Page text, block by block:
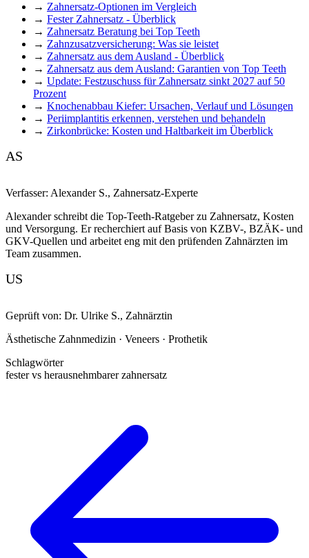
→ Zahnersatz-Optionen im Vergleich
→ Fester Zahnersatz - Überblick
→ Zahnersatz Beratung bei Top Teeth
→ Zahnzusatzversicherung: Was sie leistet
→ Zahnersatz aus dem Ausland - Überblick
→ Zahnersatz aus dem Ausland: Garantien von Top Teeth
→ Update: Festzuschuss für Zahnersatz sinkt 2027 auf 50
Prozent
→ Knochenabbau Kiefer: Ursachen, Verlauf und Lösungen
→ Periimplantitis erkennen, verstehen und behandeln
→ Zirkonbrücke: Kosten und Haltbarkeit im Überblick
AS
Verfasser: Alexander S., Zahnersatz-Experte
Alexander schreibt die Top-Teeth-Ratgeber zu Zahnersatz, Kosten
und Versorgung. Er recherchiert auf Basis von KZBV-, BZÄK- und
GKV-Quellen und arbeitet eng mit den prüfenden Zahnärzten im
Team zusammen.
US
Geprüft von: Dr. Ulrike S., Zahnärztin
Ästhetische Zahnmedizin · Veneers · Prothetik
Schlagwörter
fester vs herausnehmbarer zahnersatz